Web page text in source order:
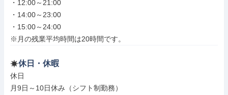
・12:00～21:00
・14:00～23:00
・15:00～24:00
※月の残業平均時間は20時間です。
休日・休暇
休日
月9日～10日休み（シフト制勤務）